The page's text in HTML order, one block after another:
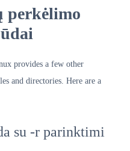
perkėlimo
provides a few other
and directories. Here are a
su -r parinktimi